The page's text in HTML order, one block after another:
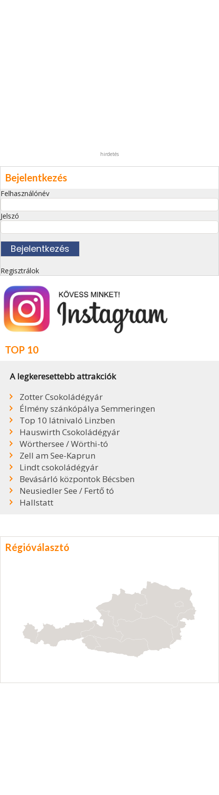
hirdetés
Bejelentkezés
Felhasználónév
Jelszó
Regisztrálok
TOP 10
A legkeresettebb attrakciók
Zotter Csokoládégyár
Élmény szánkópálya Semmeringen
Top 10 látnivaló Linzben
Hauswirth Csokoládégyár
Wörthersee / Wörthi-tó
Zell am See-Kaprun
Lindt csokoládégyár
Bevásárló központok Bécsben
Neusiedler See / Fertő tó
Hallstatt
Régióválasztó